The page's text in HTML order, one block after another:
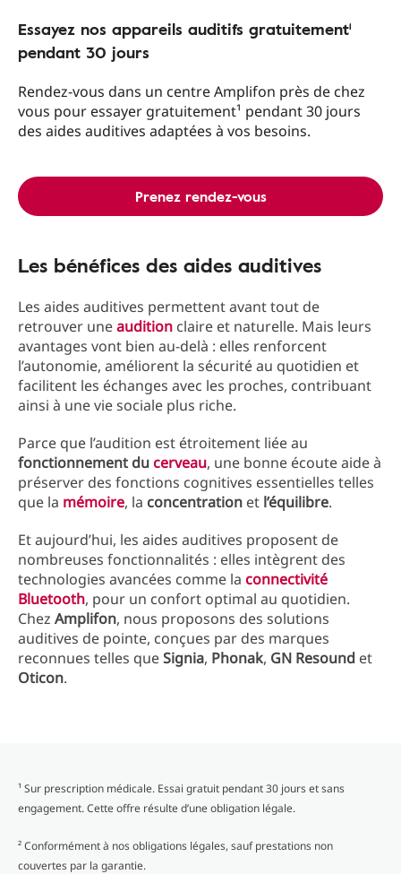
Essayez nos appareils auditifs gratuitement¹
pendant 30 jours
Rendez-vous dans un centre Amplifon près de chez
vous pour essayer gratuitement¹ pendant 30 jours
des aides auditives adaptées à vos besoins.
Prenez rendez-vous
Les bénéfices des aides auditives
Les aides auditives permettent avant tout de
retrouver uneaudition claire et naturelle. Mais leurs
avantages vont bien au-delà : elles renforcent
l’autonomie, améliorent la sécurité au quotidien et
facilitent les échanges avec les proches, contribuant
ainsi à une vie sociale plus riche.
Parce que l’audition est étroitement liée au
fonctionnement ducerveau, une bonne écoute aide à
préserver des fonctions cognitives essentielles telles
que la mémoire, la concentration et l’équilibre.
Et aujourd’hui, les aides auditives proposent de
nombreuses fonctionnalités : elles intègrent des
technologies avancées comme la connectivité
Bluetooth, pour un confort optimal au quotidien.
Chez Amplifon, nous proposons des solutions
auditives de pointe, conçues par des marques
reconnues telles queSignia, Phonak, GN Resound et
Oticon.
¹ Sur prescription médicale. Essai gratuit pendant 30 jours et sans
engagement. Cette offre résulte d’une obligation légale.
² Conformément à nos obligations légales, sauf prestations non
couvertes par la garantie.